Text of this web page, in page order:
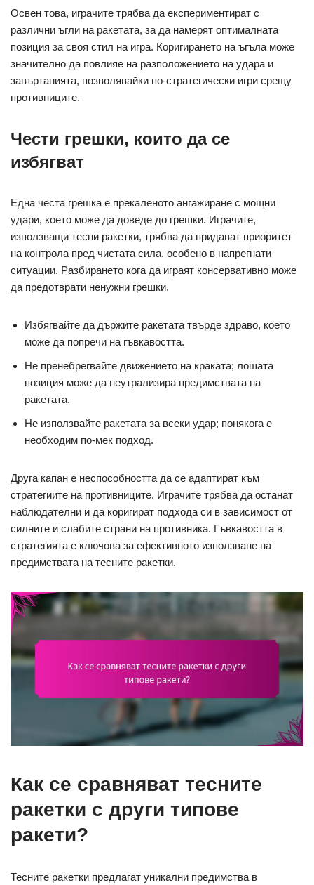
Освен това, играчите трябва да експериментират с
различни ъгли на ракетата, за да намерят оптималната
позиция за своя стил на игра. Коригирането на ъгъла може
значително да повлияе на разположението на удара и
завъртанията, позволявайки по-стратегически игри срещу
противниците.
Чести грешки, които да се
избягват
Една честа грешка е прекаленото ангажиране с мощни
удари, което може да доведе до грешки. Играчите,
използващи тесни ракетки, трябва да придават приоритет
на контрола пред чистата сила, особено в напрегнати
ситуации. Разбирането кога да играят консервативно може
да предотврати ненужни грешки.
Избягвайте да държите ракетата твърде здраво, което
може да попречи на гъвкавостта.
Не пренебрегвайте движението на краката; лошата
позиция може да неутрализира предимствата на
ракетата.
Не използвайте ракетата за всеки удар; понякога е
необходим по-мек подход.
Друга капан е неспособността да се адаптират към
стратегиите на противниците. Играчите трябва да останат
наблюдателни и да коригират подхода си в зависимост от
силните и слабите страни на противника. Гъвкавостта в
стратегията е ключова за ефективното използване на
предимствата на тесните ракетки.
Как се сравняват тесните
ракетки с други типове
ракети?
Тесните ракетки предлагат уникални предимства в